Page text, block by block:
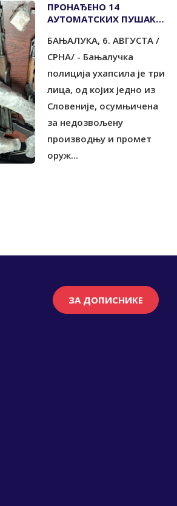
ПРОНАЂЕНО 14
АУТОМАТСКИХ ПУШАКА,
БАЊАЛУКА, 6. АВГУСТА /
СРНА/ - Бањалучка
полиција ухапсила је три
лица, од којих једно из
Словеније, осумњичена
за недозвољену
производњу и промет
оруж...
ЗА ДОПИСНИКЕ